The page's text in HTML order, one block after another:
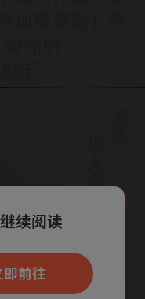
打开App新用
续阅读
即前往